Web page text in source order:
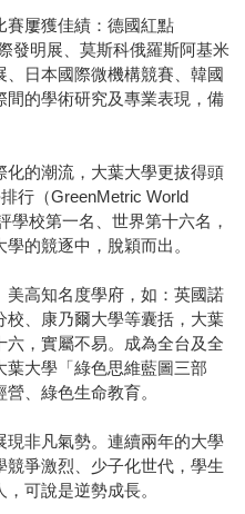
賽屢獲佳績：德國紅點
發明展、莫斯科俄羅斯阿基米
日本國際微機構競賽、韓國
的學術研究及專業表現，備
的潮流，大葉大學更拔得頭
行（GreenMetric World
學校第一名、世界第十六名，
的競逐中，脫穎而出。
美高知名度學府，如：英國諾
、康乃爾大學等囊括，大葉
，實屬不易。成為全台及全
大學「綠色思維藍圖三部
、綠色生命教育。
非凡氣勢。連續兩年的大學
爭激烈、少子化世代，學生
可說是逆勢成長。